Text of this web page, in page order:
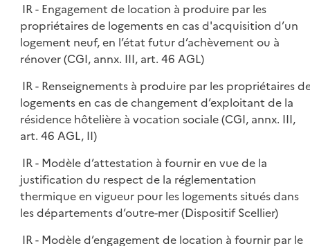
IR - Engagement de location à produire par les
propriétaires de logements en cas d'acquisition d’un
logement neuf, en l’état futur d’achèvement ou à
rénover (CGI, annx. III, art. 46 AGL)
IR - Renseignements à produire par les propriétaires
logements en cas de changement d’exploitant de la
résidence hôtelière à vocation sociale (CGI, annx. III,
art. 46 AGL, II)
IR - Modèle d’attestation à fournir en vue de la
justification du respect de la réglementation
thermique en vigueur pour les logements situés dans
les départements d’outre-mer (Dispositif Scellier)
IR - Modèle d’engagement de location à fournir par le